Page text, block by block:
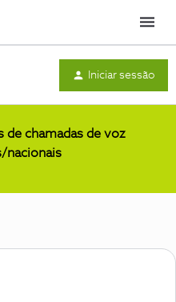
Menu
Iniciar sessão
de chamadas de voz
nacionais